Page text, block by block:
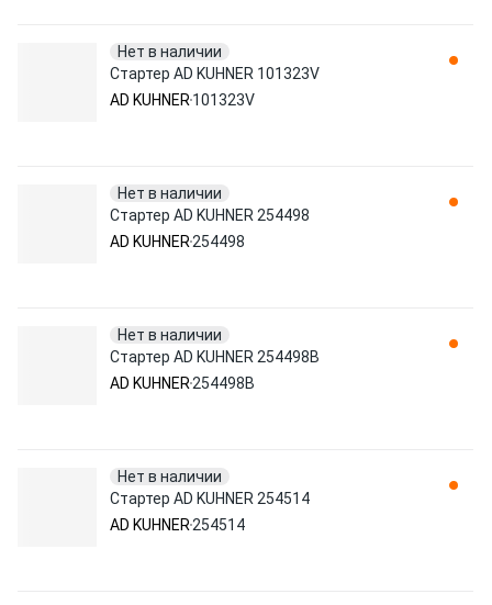
Нет в наличии
Стартер AD KUHNER 101323V
AD KUHNER 101323V
Нет в наличии
Стартер AD KUHNER 254498
AD KUHNER 254498
Нет в наличии
Стартер AD KUHNER 254498B
AD KUHNER 254498B
Нет в наличии
Стартер AD KUHNER 254514
AD KUHNER 254514